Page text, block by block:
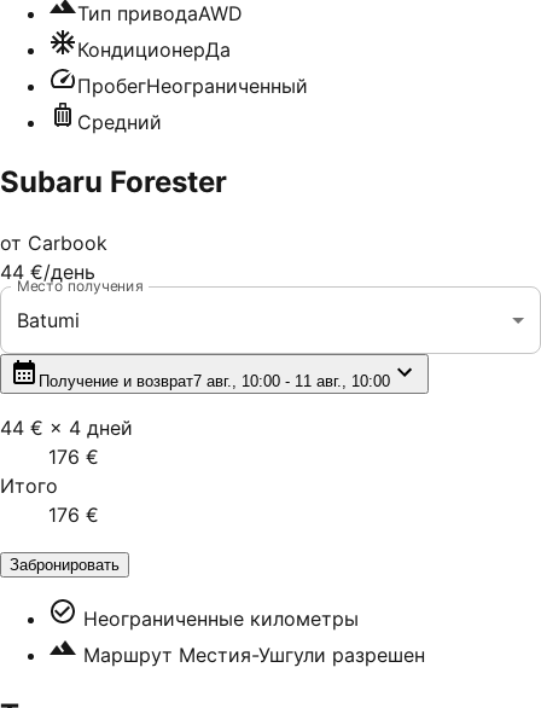
Тип приводаAWD
КондиционерДа
ПробегНеограниченный
Средний
Subaru Forester
от Carbook
44 €/день
Место получения
Batumi
Получение и возврат7 авг., 10:00 - 11 авг., 10:00
44 € × 4 дней
176 €
Итого
176 €
Забронировать
Неограниченные километры
Маршрут Местия-Ушгули разрешен